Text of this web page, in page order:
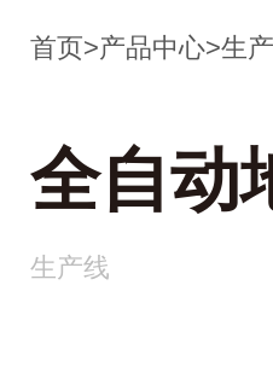
首页>产品中心>生
全自动
生产线